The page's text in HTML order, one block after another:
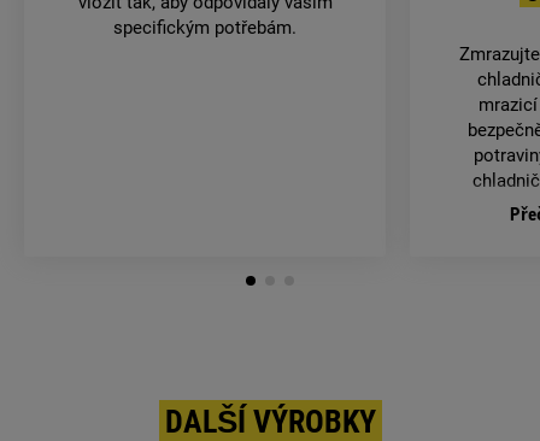
specifickým potřebám.
DALŠÍ VÝROBKY